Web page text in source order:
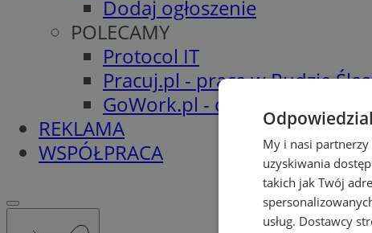
Dodaj ogłoszenie
POLECAMY
Protocol IT
Pracuj.pl - praca w Rudzie
GoWork.pl - oferty pracy
REKLAMA
WSPÓŁPRACA
My i nasi
uzyskiwania
takich jak Twój
usług. Dostawcy